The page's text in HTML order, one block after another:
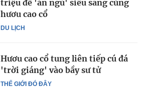
DU LỊCH
triệu để 'ăn ngủ' siêu sang cùng
hươu cao cổ
THẾ GIỚI ĐÓ ĐÂY
Hươu cao cổ tung liên tiếp cú đá
'trời giáng' vào bầy sư tử